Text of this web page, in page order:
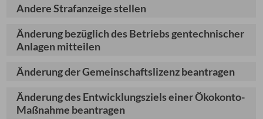
Andere Strafanzeige stellen
Änderung bezüglich des Betriebs gentechnischer
Anlagen mitteilen
Änderung der Gemeinschaftslizenz beantragen
Änderung des Entwicklungsziels einer Ökokonto-
Maßnahme beantragen